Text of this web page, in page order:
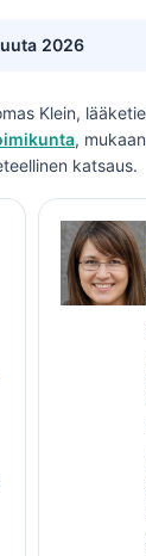
2026
Klein,
,
katsaus.